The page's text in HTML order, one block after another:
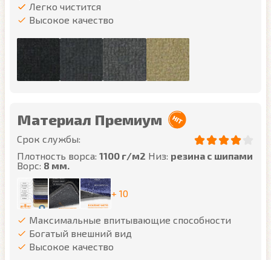
Легко чистится
Высокое качество
Материал Премиум
Срок службы:
Плотность ворса: 1100 г/м2 Низ: резина с шипами
Ворс: 8 мм.
+ 10
Максимальные впитывающие способности
Богатый внешний вид
Высокое качество